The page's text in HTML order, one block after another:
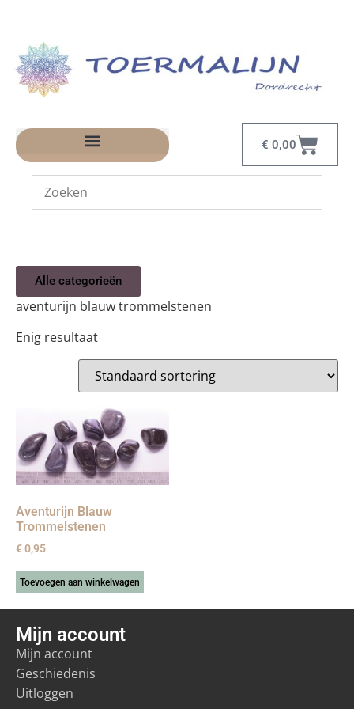
€ 0,00
Alle categorieën
aventurijn blauw trommelstenen
Enig resultaat
Aventurijn Blauw
Trommelstenen
€0,95
Toevoegen aan winkelwagen
Mijn account
Mijn account
Geschiedenis
Uitloggen